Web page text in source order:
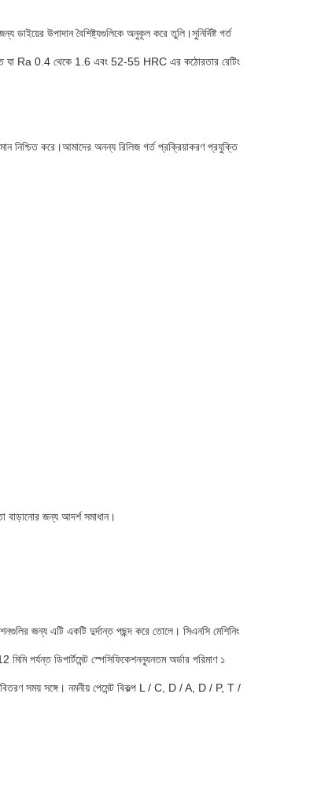
উপাদান বৈশিষ্ট্যগুলিকে অনুকূল করে তুলি।সুনির্দিষ্ট গর্ত
যা Ra 0.4 থেকে 1.6 এবং 52-55 HRC এর কঠোরতার রেটিং
মান নিশ্চিত করে।আমাদের অনন্য রিলিজ গর্ত প্রক্রিয়াকরণ প্রযুক্তি
বাড়ানোর জন্য আদর্শ সমাধান।
জন্য এটি একটি দুর্দান্ত পছন্দ করে তোলে। সিএনসি মেশিনিং
পর্যন্ত ডিপার্টমেন্ট স্পেসিফিকেশনন্যূনতম অর্ডার পরিমাণ ১
সময় সঙ্গে। নমনীয় পেমেন্ট বিকল্প L / C, D / A, D / P, T /